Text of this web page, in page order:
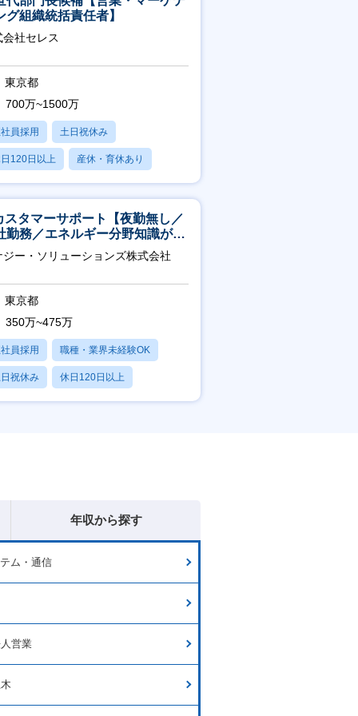
グ組織統括責任者】
会社セレス
東京都
700万~1500万
員採用 土日祝休み
120日以上 産休・育休あり
あり
スタマーサポート【夜勤無し／
勤務／エネルギー分野知識が身
きます】
ジー・ソリューションズ株式会社
東京都
350万~475万
員採用 職種・業界未経験OK
祝休み 休日120日以上
・育休あり
年収から探す
ム・通信
営業